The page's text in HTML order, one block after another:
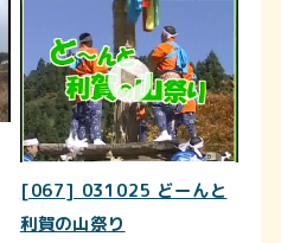
[067] 031025 どーんと
利賀の山祭り